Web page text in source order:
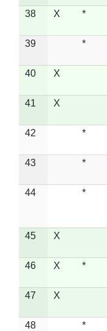
38 X *
39 *
40 X
41 X
42 *
43 *
44 *
45 X
46 X *
47 X
48 *